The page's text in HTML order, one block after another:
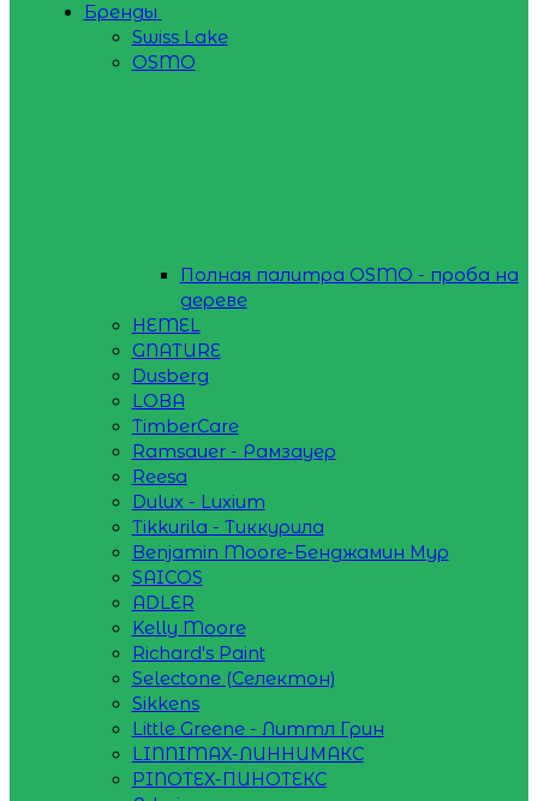
Бренды
Swiss Lake
OSMO
Полная палитра OSMO - проба на
дереве
HEMEL
GNATURE
Dusberg
LOBA
TimberCare
Ramsauer - Рамзауер
Reesa
Dulux - Luxium
Tikkurila - Тиккурила
Benjamin Moore-Бенджамин Мур
SAICOS
ADLER
Kelly Moore
Richard's Paint
Selectone (Селектон)
Sikkens
Little Greene - Литтл Грин
LINNIMAX-ЛИННИМАКС
PINOTEX-ПИНОТЕКС